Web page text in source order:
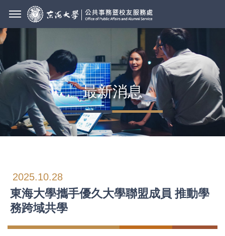
最新消息
2025.10.28
東海大學攜手優久大學聯盟成員 推動學
務跨域共學